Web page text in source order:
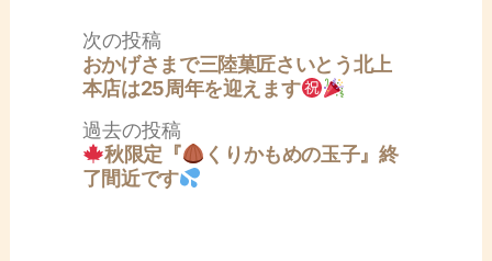
過去の投稿過
去
の
秋限定『
くりかもめの玉子』終
了間近です
次の投稿次
の
投
おかげさまで三陸菓匠さいとう北上
本店は25周年を迎えます